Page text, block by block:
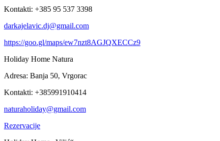
Kontakti: +385 95 537 3398
darkajelavic.dj@gmail.com
https://goo.gl/maps/ew7nzt8AGJQXECCz9
Holiday Home Natura
Adresa: Banja 50, Vrgorac
Kontakti: +385991910414
naturaholiday@gmail.com
Rezervacije